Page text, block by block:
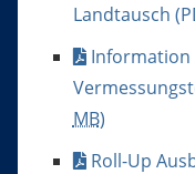
Landtausch
Information
MB)
Roll-Up